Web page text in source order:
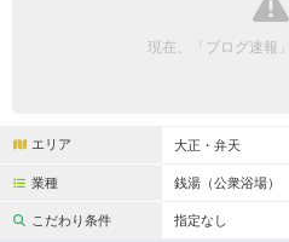
完全個室
現在、「ブログ速報
エリア 大正・弁天
業種 銭湯（公衆浴場）
こだわり条件 指定なし